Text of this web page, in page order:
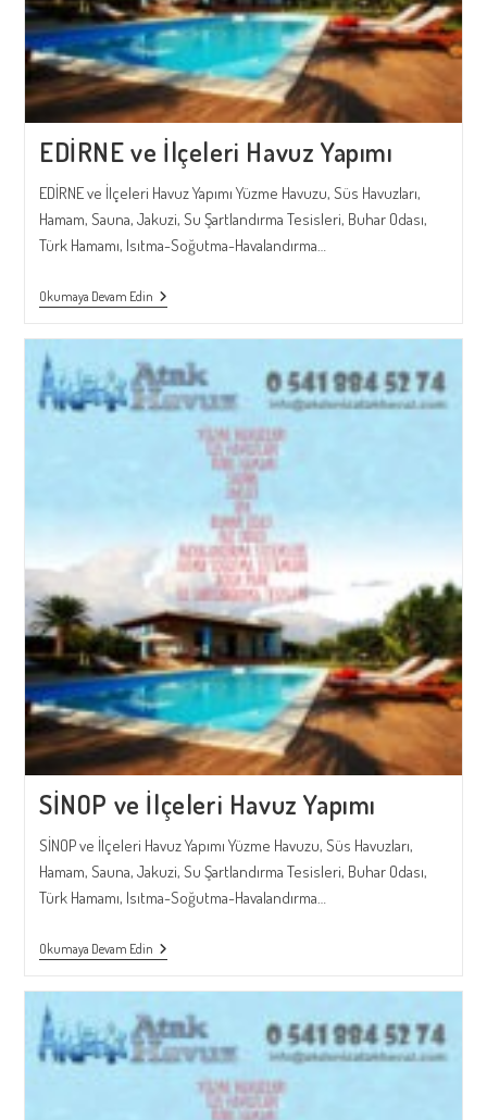
EDİRNE ve İlçeleri Havuz Yapımı
EDİRNE ve İlçeleri Havuz Yapımı Yüzme Havuzu, Süs Havuzları,
Hamam, Sauna, Jakuzi, Su Şartlandırma Tesisleri, Buhar Odası,
Türk Hamamı, Isıtma-Soğutma-Havalandırma…
Okumaya Devam EdinEDİRNE
Ve
Yapımı
SİNOP ve İlçeleri Havuz Yapımı
SİNOP ve İlçeleri Havuz Yapımı Yüzme Havuzu, Süs Havuzları,
Hamam, Sauna, Jakuzi, Su Şartlandırma Tesisleri, Buhar Odası,
Türk Hamamı, Isıtma-Soğutma-Havalandırma…
Okumaya Devam EdinSİNOP
Ve
Yapımı